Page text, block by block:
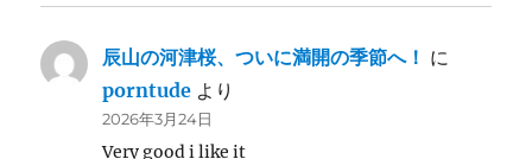
辰山の河津桜、ついに満開の季節へ！ に
porntude より
2026年3月24日
Very good i like it